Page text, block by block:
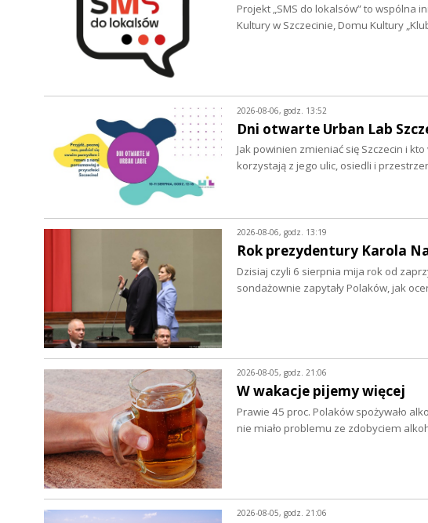
Projekt „SMS do lokalsów” to wspólna
Kultury w Szczecinie, Domu Kultury
2026-08-06, godz. 13:52
Dni otwarte Urban Lab
Jak powinien zmieniać się Szczecin i
korzystają z jego ulic, osiedli i
2026-08-06, godz. 13:19
Rok prezydentury Karola
Dzisiaj czyli 6 sierpnia mija rok od
sondażownie zapytały Polaków, jak
2026-08-05, godz. 21:06
W wakacje pijemy więcej
Prawie 45 proc. Polaków spożywało
nie miało problemu ze zdobyciem
2026-08-05, godz. 21:06